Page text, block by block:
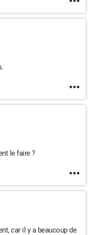
le faire ?
car il y a beaucoup de